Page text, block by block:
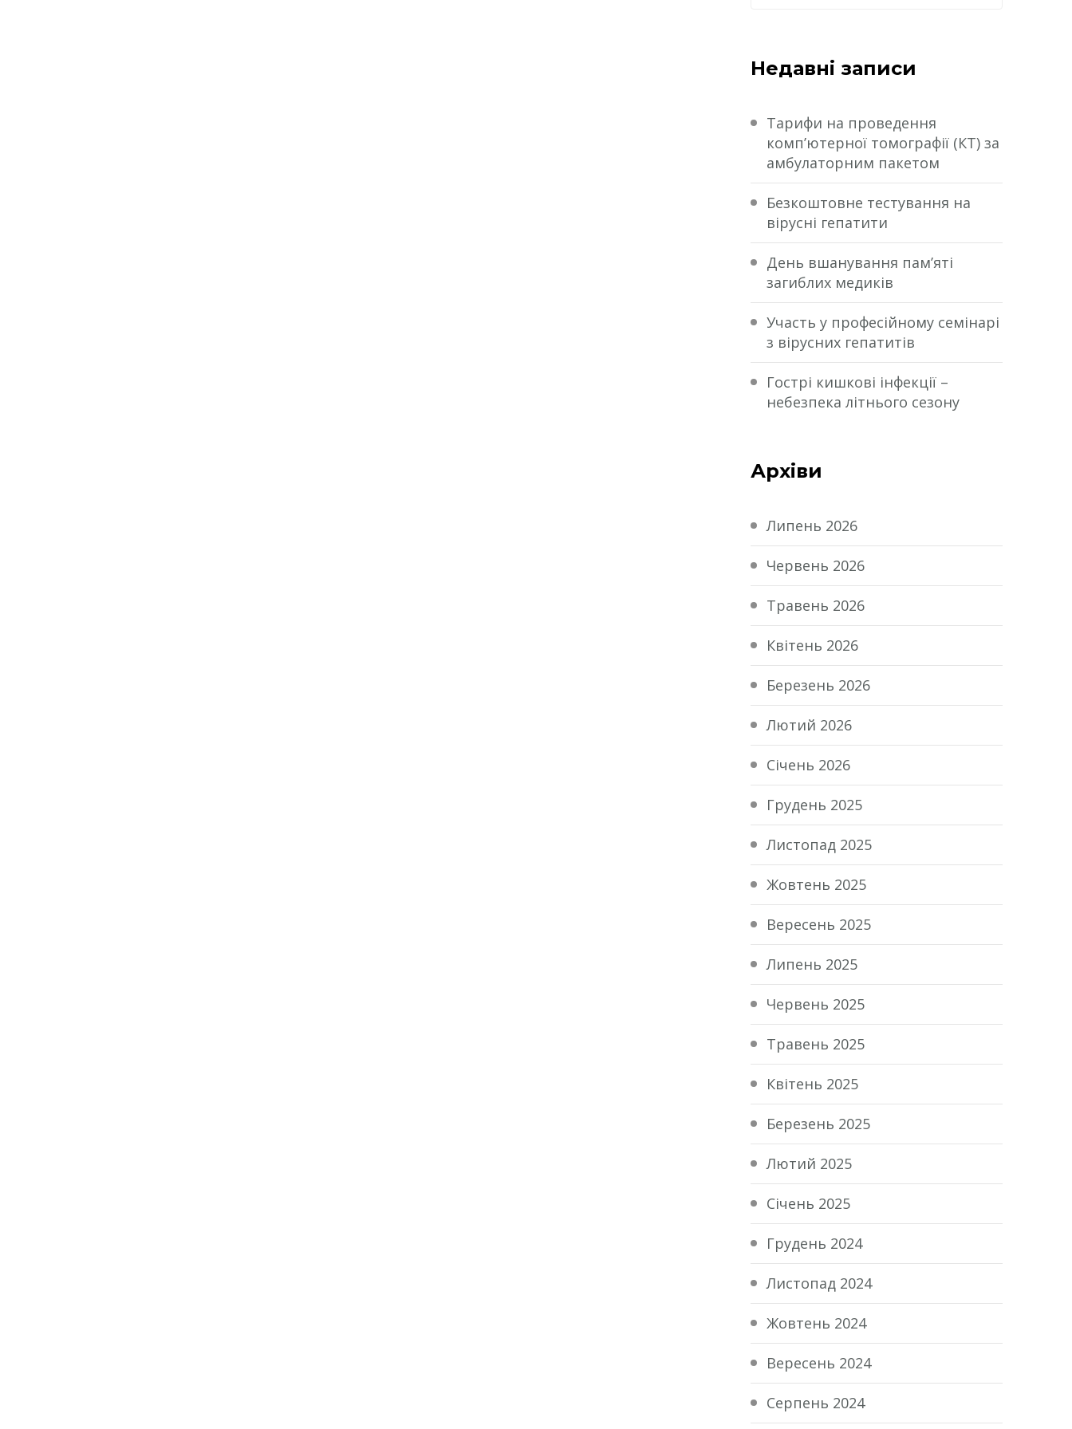
Недавні записи
Тарифи на проведення
комп’ютерної томографії (КТ) за
амбулаторним пакетом
Безкоштовне тестування на
вірусні гепатити
День вшанування пам’яті
загиблих медиків
Участь у професійному семінарі
з вірусних гепатитів
Гострі кишкові інфекції –
небезпека літнього сезону
Архіви
Липень 2026
Червень 2026
Травень 2026
Квітень 2026
Березень 2026
Лютий 2026
Січень 2026
Грудень 2025
Листопад 2025
Жовтень 2025
Вересень 2025
Липень 2025
Червень 2025
Травень 2025
Квітень 2025
Березень 2025
Лютий 2025
Січень 2025
Грудень 2024
Листопад 2024
Жовтень 2024
Вересень 2024
Серпень 2024